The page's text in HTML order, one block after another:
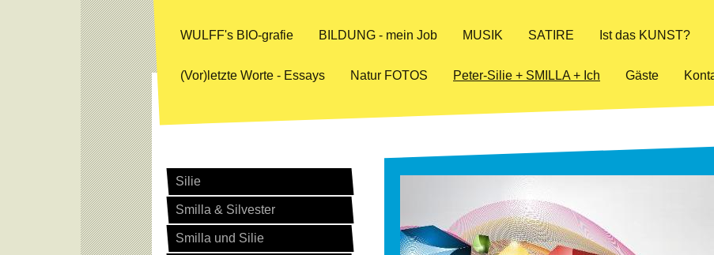
WULFF's BIO-grafie BILDUNG - mein Job MUSIK SATIRE Ist das KUNST?
(Vor)letzte Worte - Essays Natur FOTOS Peter-Silie + SMILLA + Ich Gäste
Silie
Smilla & Silvester
Smilla und Silie